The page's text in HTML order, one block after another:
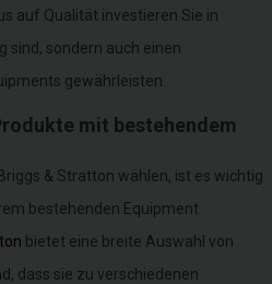
auf Qualität investieren Sie in
sind, sondern auch einen
gewährleisten.
mit bestehendem
& Stratton wählen, ist es wichtig
bestehenden Equipment
bietet eine breite Auswahl von
dass sie zu verschiedenen